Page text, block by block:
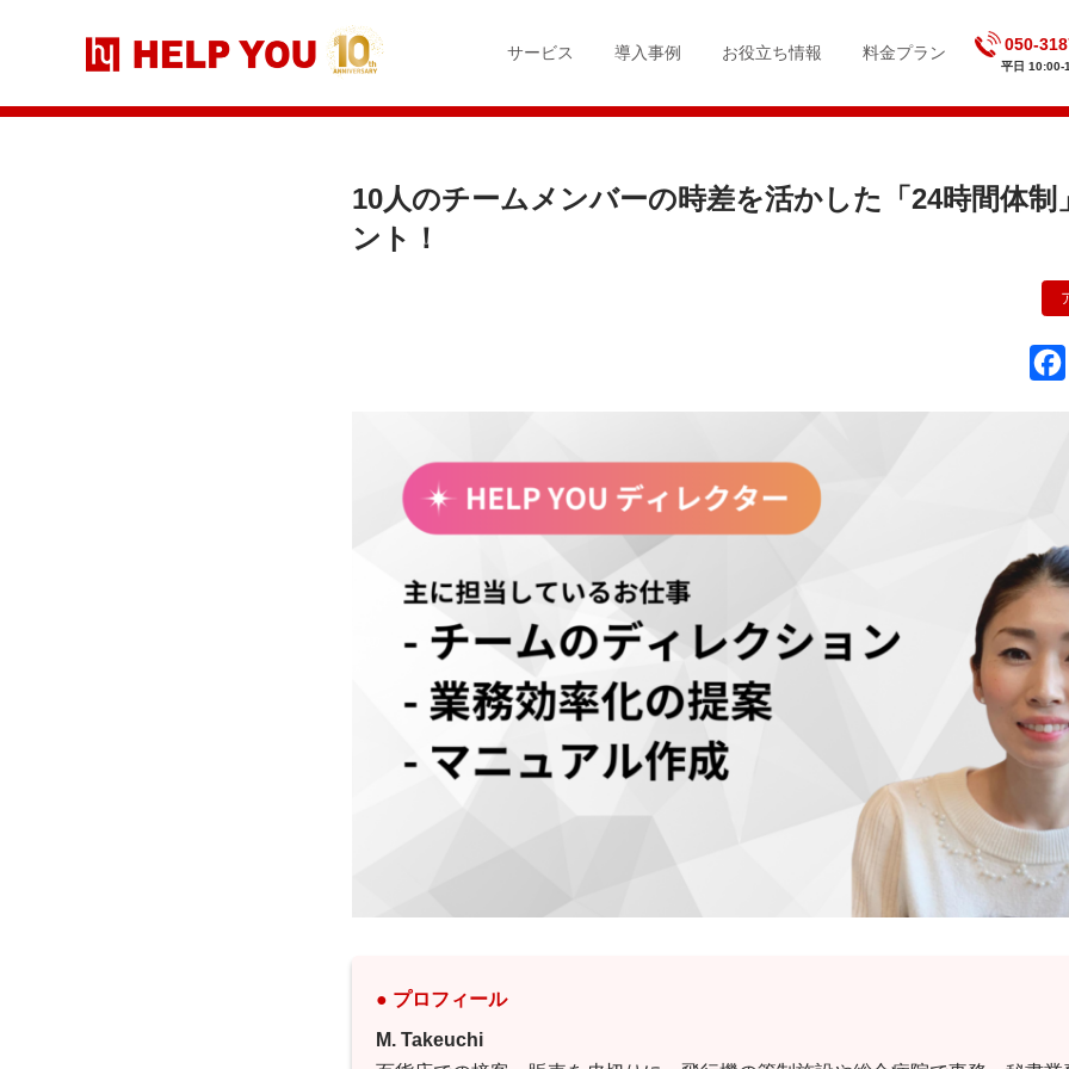
ツ
シ
サービス 導入事例 お役立ち情報 料金プラン 050-
平日 10:00-
10人のチームメンバーの時差を活かした「24時間体制」をマネジメ
ント！
o
● プロフィール
M. Takeuchi